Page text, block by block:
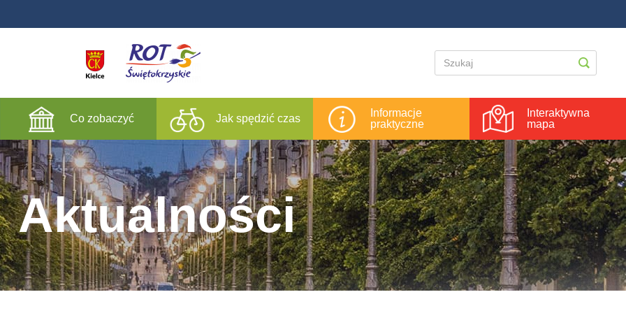
Co zobaczyć Jak spędzić czas
Informacje
praktyczne
Interaktywna
mapa
Aktualności